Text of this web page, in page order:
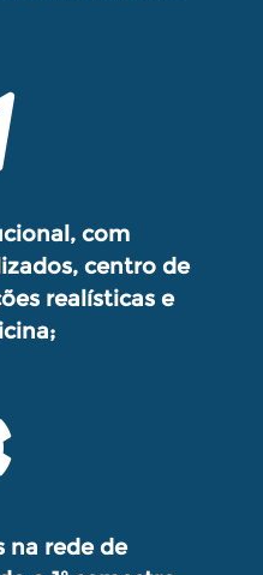
com
centro de
realísticas e
na rede de